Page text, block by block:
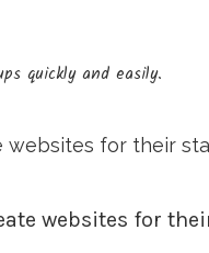
quickly and easily.
for their
websites for